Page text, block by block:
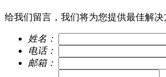
给我们留言，我们将为您提供最佳解决
姓名：
电话：
邮箱：